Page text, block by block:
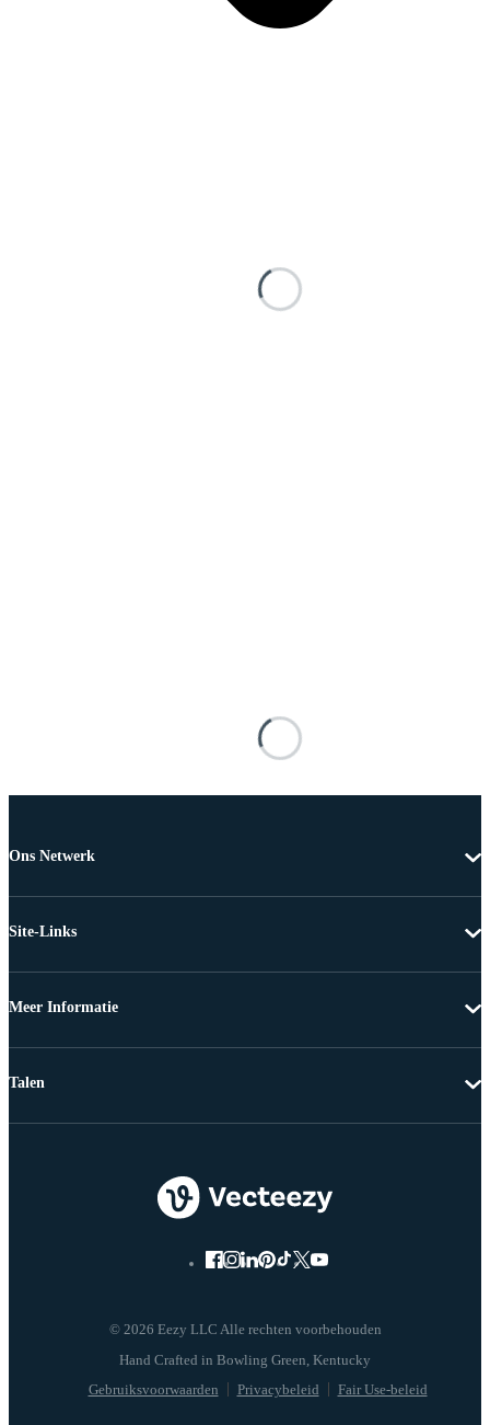
Ons Netwerk
Site-Links
Meer Informatie
© 2026 Eezy LLC Alle rechten voorbehouden
Gebruiksvoorwaarden Privacybeleid Fair Use-beleid
Talen